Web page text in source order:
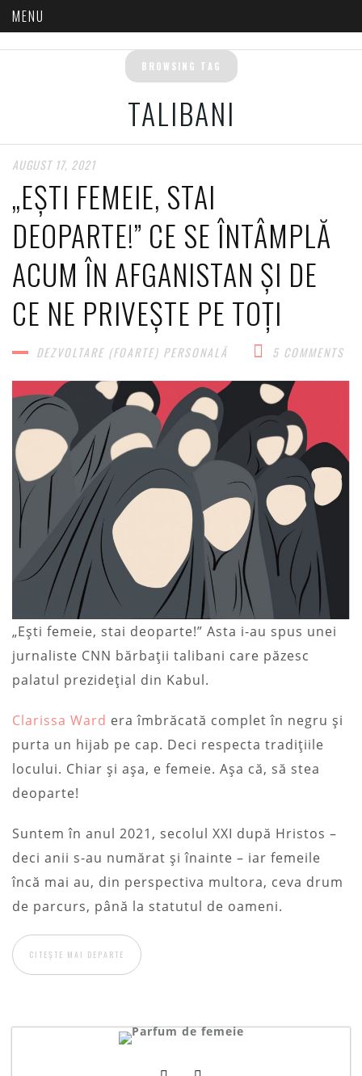
BROWSING TAG
TALIBANI
AUGUST 17, 2021
„EȘTI FEMEIE, STAI
DEOPARTE!” CE SE ÎNTÂMPLĂ
ACUM ÎN AFGANISTAN ȘI DE
CE NE PRIVEȘTE PE TOȚI
DEZVOLTARE (FOARTE) PERSONALĂ​ 5 COMMENTS
„Ești femeie, stai deoparte!” Asta i-au spus unei
jurnaliste CNN bărbații talibani care păzesc
palatul prezidețial din Kabul.
Clarissa Ward era îmbrăcată complet în negru și
purta un hijab pe cap. Deci respecta tradițiile
locului. Chiar și așa, e femeie. Așa că, să stea
deoparte!
Suntem în anul 2021, secolul XXI după Hristos –
deci anii s-au numărat și înainte – iar femeile
încă mai au, din perspectiva multora, ceva drum
de parcurs, până la statutul de oameni.
CITEȘTE MAI DEPARTE